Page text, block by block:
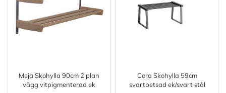
Meja Skohylla 90cm 2 plan
vägg vitpigmenterad ek
Cora Skohylla 59cm
svartbetsad ek/svart stål